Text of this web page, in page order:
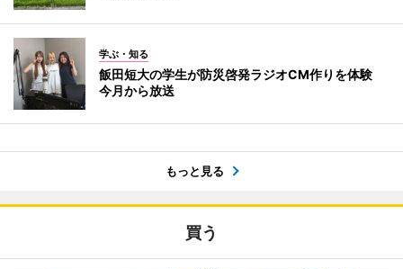
学ぶ・知る
飯田短大の学生が防災啓発ラジオCM作りを体験
今月から放送
もっと見る
買う